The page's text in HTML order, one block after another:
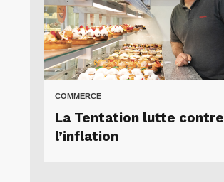
COMMERCE
La Tentation lutte contre
l’inflation